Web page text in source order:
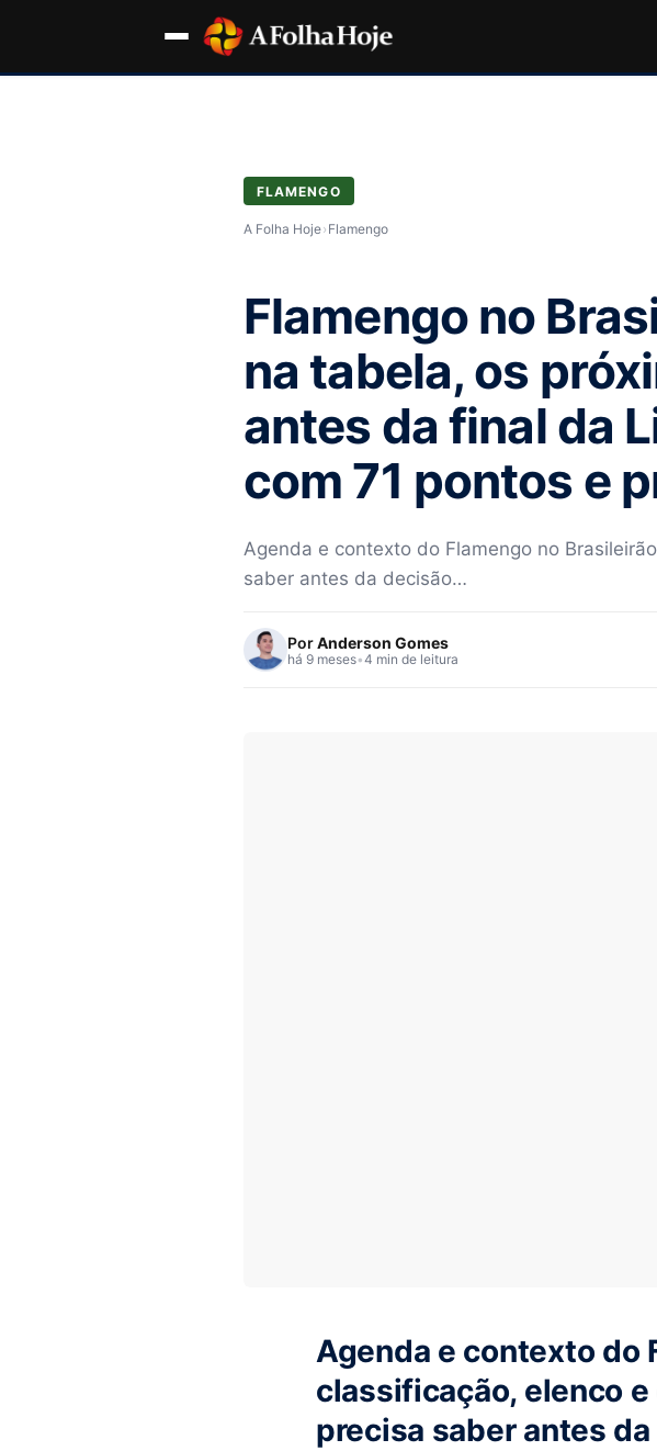
FLAMENGO
A Folha Hoje› Flamengo
Flamengo no
na tabela, os
antes da final da
com 71 pontos e
Agenda e contexto do Flamengo no
saber antes da decisão…
PorAnderson Gomes
há 9 meses•4 min de leitura
Agenda e contexto do
classificação, elenco
precisa saber antes